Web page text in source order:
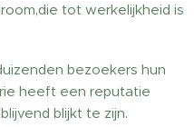
tot werkelijkheid is
bezoekers hun
heeft een reputatie
blijkt te zijn.